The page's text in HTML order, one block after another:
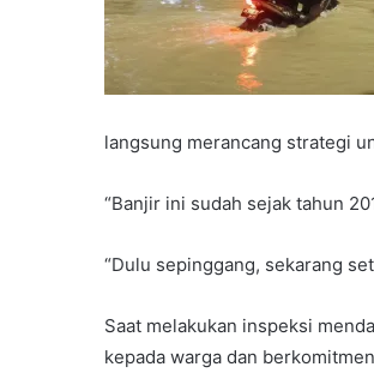
langsung merancang strategi
“Banjir ini sudah sejak tahun
“Dulu sepinggang, sekarang
Saat melakukan inspeksi
kepada warga dan